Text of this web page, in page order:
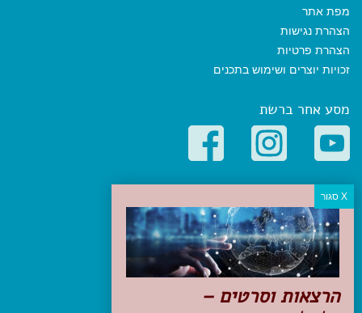
מפת אתר
הצהרת נגישות
הצהרת פרטיות
זכויות יוצרים ושימוש בתכנים
מסע אחר ברשת
קטגוריות פופולריות
יעדים
טיולים בישראל
מלונות בוטיק בישראל
טיפים והמלצות
הכנות לנסיעה
הרצאות וסרטים –